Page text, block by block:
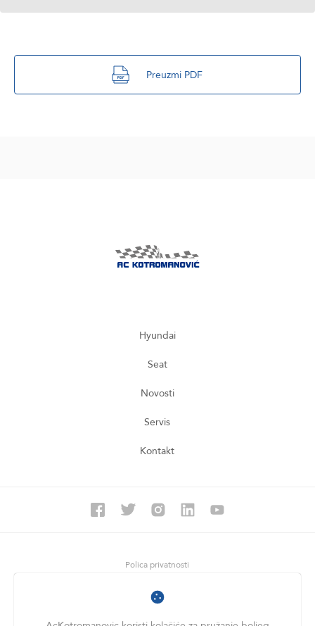
Preuzmi PDF
Hyundai
Seat
Novosti
Servis
Kontakt
Polica privatnosti
GDPR